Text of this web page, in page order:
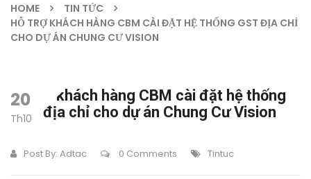
HOME
TIN TỨC
HỖ TRỢ KHÁCH HÀNG CBM CÀI ĐẶT HỆ THỐNG GST ĐỊA CHỈ
CHO DỰ ÁN CHUNG CƯ VISION
20
Th10
Hỗ trợ khách hàng CBM cài đặt hệ thống
GST địa chỉ cho dự án Chung Cư Vision
Post By: Adtac 0 Comments Tintuc